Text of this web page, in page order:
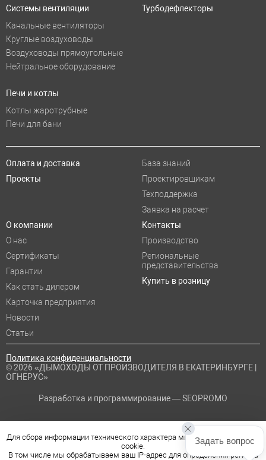
Системы вентиляции
Канальные вентиляторы
Круглые воздуховоды
Воздуховоды прямоугольные
Нейтральное оборудование
Турбодефлекторы
Печи и котлы
Котлы жаротрубные
Печи для бани
Политика конфиденциальности
© 2026 «ДЫМОХОДЫ ОТ ПРОИЗВОДИТЕЛЯ В ЕКАТЕРИНБУРГЕ |
ОГНЕРУС»
Разработка и программирование —SEOPROMO
Оплата и доставка
Проекты
База знаний
Проектировщикам
Техподдержка
Заявка на расчет
О компании
О нас
Сертификаты
Гарантии
Как стать дилером
Карточка предприятия
Новости
Статьи
Контакты
Производство
Региональные
представительства
Купить в розницу
Для сбора информации технического характера мы используем файлы
cookie.
В том числе мы обрабатываем ваш IP-адрес для определения региона
Задать вопрос